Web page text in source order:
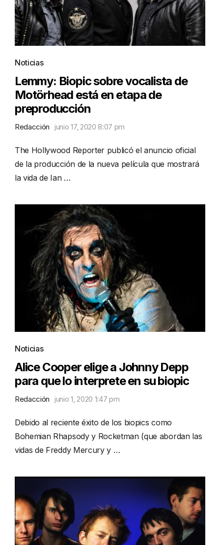
Noticias
Lemmy: Biopic sobre vocalista de
Motörhead está en etapa de
preproducción
Redacción junio 17, 2020 8:07 pm
The Hollywood Reporter publicó el anuncio oficial
de la producción de la nueva película que mostrará
la vida de Ian …
Noticias
Alice Cooper elige a Johnny Depp
para que lo interprete en su biopic
Redacción junio 1, 2020 1:47 pm
Debido al reciente éxito de los biopics como
Bohemian Rhapsody y Rocketman (que abordan las
vidas de Freddy Mercury y …